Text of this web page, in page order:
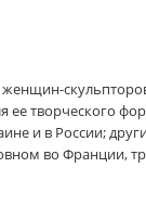
творческого
и в России;
во Франции,